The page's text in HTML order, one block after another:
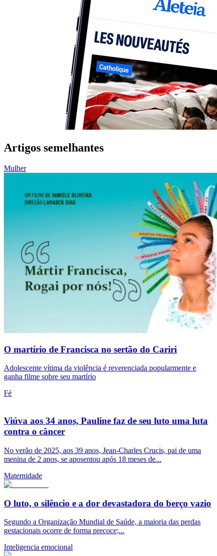
Artigos semelhantes
Mulher
O martírio de Francisca no sertão do Cariri
Adolescente vítima da violência é reverenciada popularmente e
ganha filme sobre seu martírio
Fé
Viúva aos 34 anos, Pauline faz de seu luto uma luta
contra o câncer
No verão de 2025, aos 39 anos, Jean-Charles Crucis, pai de uma
menina de 2 anos, se aposentou após 18 meses de...
Maternidade
O luto, o silêncio e a dor devastadora do berço vazio
Segundo a Organização Mundial de Saúde, a maioria das perdas
gestacionais ocorre de forma precoce;...
Inteligencia emocional